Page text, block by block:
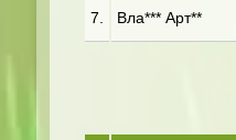
7. Вла*** Арт**